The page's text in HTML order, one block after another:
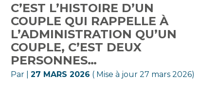
C’EST L’HISTOIRE D’UN
COUPLE QUI RAPPELLE À
L’ADMINISTRATION QU’UN
COUPLE, C’EST DEUX
PERSONNES…
Par |27 MARS 2026 ( Mise à jour 27 mars 2026)